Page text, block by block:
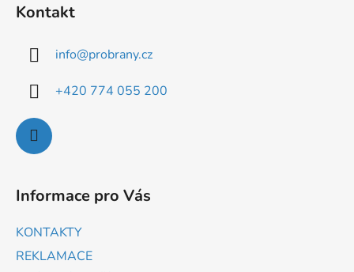
Kontakt
info@probrany.cz
+420 774 055 200
Informace pro Vás
KONTAKTY
REKLAMACE